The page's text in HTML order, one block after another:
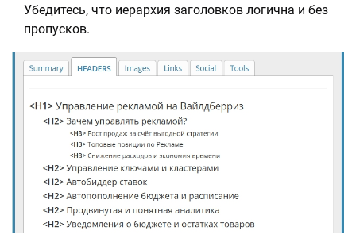
Убедитесь, что иерархия заголовков логична и без
пропусков.